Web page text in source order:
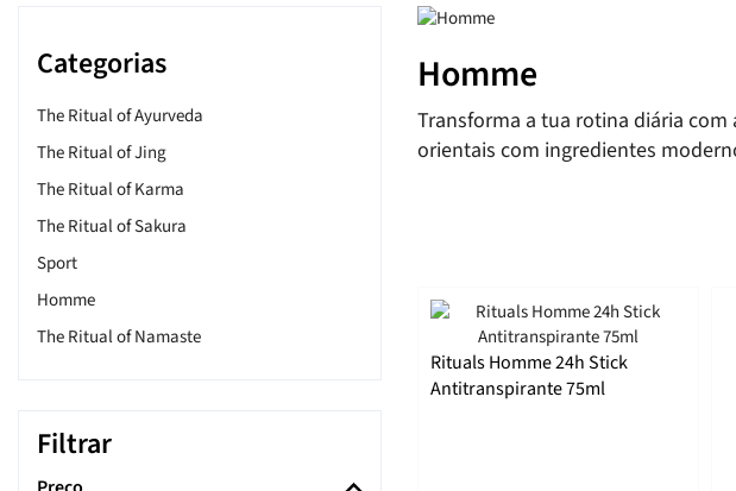
Categorias
The Ritual of Ayurveda
The Ritual of Jing
The Ritual of Karma
The Ritual of Sakura
Sport
Homme
The Ritual of Namaste
Filtrar
Homme
Transforma a tua rotina diária
orientais com ingredientes
Rituals Homme 24h Stick
Antitranspirante 75ml